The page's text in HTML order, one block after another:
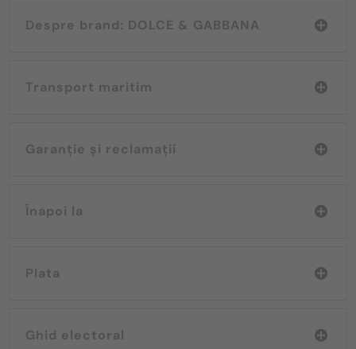
Despre brand: DOLCE & GABBANA
Transport maritim
Garanție și reclamații
Înapoi la
Plata
Ghid electoral